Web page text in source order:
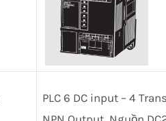
PLC 6 DC input – 4